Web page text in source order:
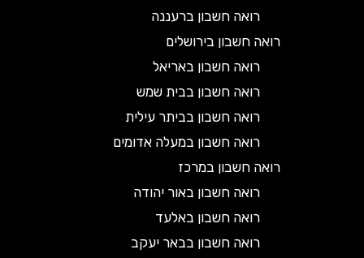
רואה חשבון ברעננה
רואה חשבון בירושלים
רואה חשבון באריאל
רואה חשבון בבית שמש
רואה חשבון בביתר עילית
רואה חשבון במעלה אדומים
רואה חשבון במרכז
רואה חשבון באור יהודה
רואה חשבון באלעד
רואה חשבון בבאר יעקב